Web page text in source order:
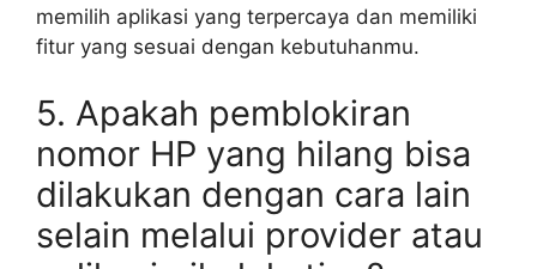
memilih aplikasi yang terpercaya dan memiliki
fitur yang sesuai dengan kebutuhanmu.
5. Apakah pemblokiran
nomor HP yang hilang bisa
dilakukan dengan cara lain
selain melalui provider atau